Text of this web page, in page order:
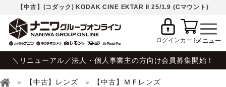
【中古】(コダック) KODAK CINE EKTAR II 25/1.9 (Cマウント)
ログインカート
＼リニューアル／法人・個人事業主の方向け会員募集開始！
【中古】レンズ 【中古】ＭＦレンズ